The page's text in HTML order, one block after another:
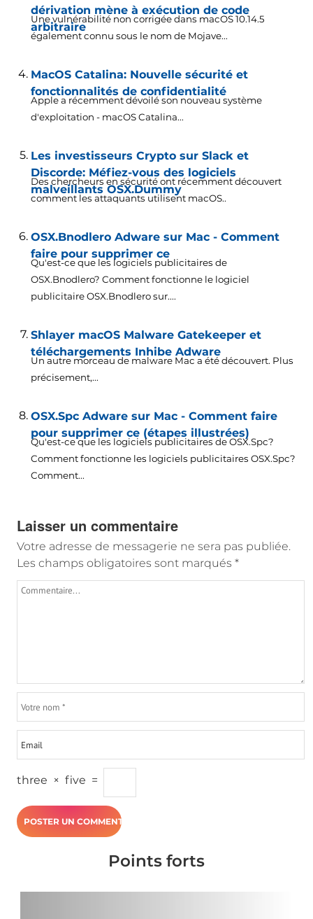
dérivation mène à exécution de code
arbitraire
Une vulnérabilité non corrigée dans macOS 10.14.5
également connu sous le nom de Mojave...
MacOS Catalina: Nouvelle sécurité et
fonctionnalités de confidentialité
Apple a récemment dévoilé son nouveau système
d'exploitation - macOS Catalina...
Les investisseurs Crypto sur Slack et
Discorde: Méfiez-vous des logiciels
malveillants OSX.Dummy
Des chercheurs en sécurité ont récemment découvert
comment les attaquants utilisent macOS..
OSX.Bnodlero Adware sur Mac - Comment
faire pour supprimer ce
Qu'est-ce que les logiciels publicitaires de
OSX.Bnodlero? Comment fonctionne le logiciel
publicitaire OSX.Bnodlero sur....
Shlayer macOS Malware Gatekeeper et
téléchargements Inhibe Adware
Un autre morceau de malware Mac a été découvert. Plus
précisement,...
OSX.Spc Adware sur Mac - Comment faire
pour supprimer ce (étapes illustrées)
Qu'est-ce que les logiciels publicitaires de OSX.Spc?
Comment fonctionne les logiciels publicitaires OSX.Spc?
Comment...
Laisser un commentaire
Votre adresse de messagerie ne sera pas publiée.
Les champs obligatoires sont marqués *
three × five =
Points forts